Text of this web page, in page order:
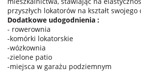
przyszłych lokatorów na kształt swojego
Dodatkowe udogodnienia :
- rowerownia
-komórki lokatorskie
-wózkownia
-zielone patio
-miejsca w garażu podziemnym